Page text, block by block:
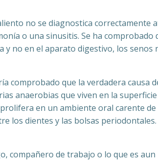
no se diagnostica
o una sinusitis. Se ha
y no en el aparato digestivo, los senos
comprobado que la verdadera causa
anaerobias que viven en la
en un ambiente oral carente
los dientes y las bolsas periodontales.
compañero de trabajo o lo que es